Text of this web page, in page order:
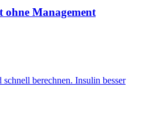
ohne Management
berechnen. Insulin besser